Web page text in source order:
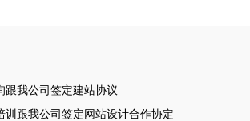
跟我公司签定建站协议
训跟我公司签定网站设计合作协定